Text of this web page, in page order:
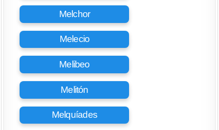
Melchor
Melecio
Melibeo
Melitón
Melquíades